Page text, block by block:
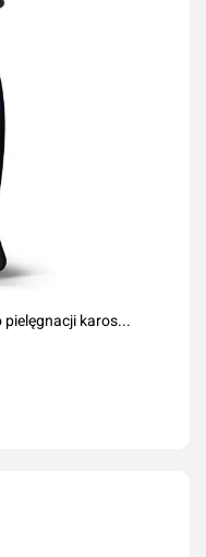
pielęgnacji karos...